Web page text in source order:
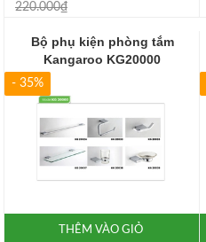
220.000₫
Bộ phụ kiện phòng tắm
Kangaroo KG20000
- 35%
THÊM VÀO GIỎ